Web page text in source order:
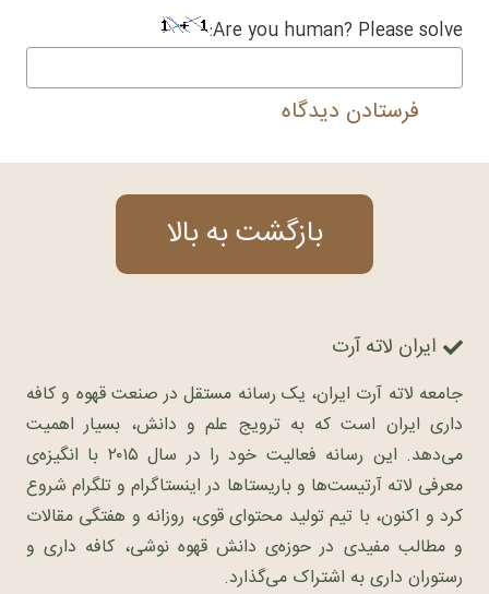
Are you human? Please solve:
فرستادن دیدگاه
بازگشت به بالا
ایران لاته آرت
جامعه لاته آرت ایران، یک رسانه مستقل در صنعت قهوه و کافه
داری ایران است که به ترویج علم و دانش، بسیار اهمیت
می‌دهد. این رسانه فعالیت خود را در سال ۲۰۱۵ با انگیزه‌ی
معرفی لاته آرتیست‌ها و باریستاها در اینستاگرام و تلگرام شروع
کرد و اکنون، با تیم تولید محتوای قوی، روزانه و هفتگی مقالات
و مطالب مفیدی در حوزه‌ی دانش قهوه نوشی، کافه داری و
رستوران داری به اشتراک می‌گذارد.